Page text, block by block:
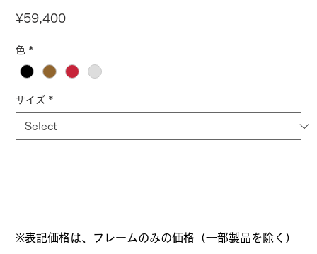
¥59,400Price
色 *
サイズ *
※表記価格は、フレームのみの価格（一部製品を除く）